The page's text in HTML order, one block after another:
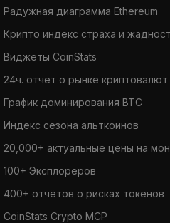
Радужная диаграмма Ethereum
Крипто индекс страха и
Виджеты CoinStats
24ч. отчет о рынке криптовалют
График доминирования BTC
Индекс сезона альткоинов
20,000+ актуальные цены на
100+ Эксплореров
400+ отчётов о рисках токенов
CoinStats Crypto MCP